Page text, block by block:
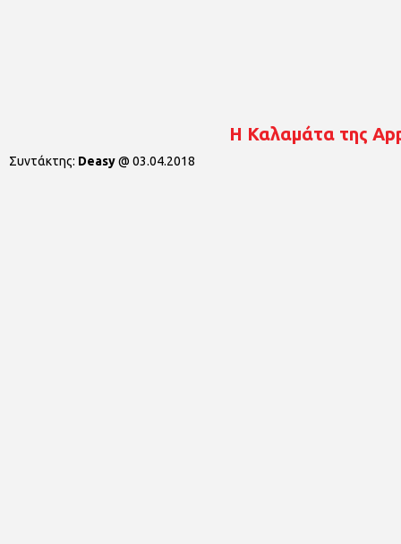
Η Καλαμάτα της
Συντάκτης: Deasy@ 03.04.2018